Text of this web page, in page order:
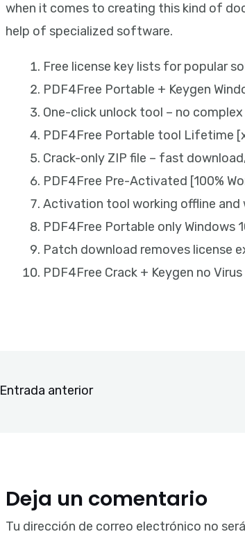
when it comes to creating this kind of
help of specialized software.
Free license key lists for popular
PDF4Free Portable + Keygen
One-click unlock tool – no
PDF4Free Portable tool Lifetime
Crack-only ZIP file – fast
PDF4Free Pre-Activated [100%
Activation tool working offline
PDF4Free Portable only Windows
Patch download removes license
PDF4Free Crack + Keygen no
Entrada anterior
Deja un comentario
Tu dirección de correo electrónico no